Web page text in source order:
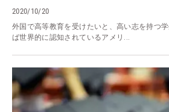
2020/10/20
外国で高等教育を受けたいと、高い志を持つ
ば世界的に認知されているアメリ...